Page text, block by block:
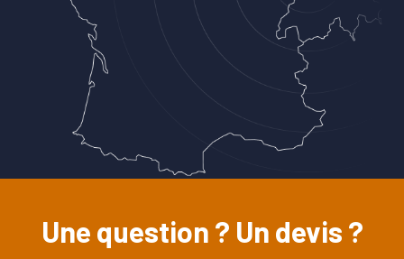
Une question ? Un devis ?